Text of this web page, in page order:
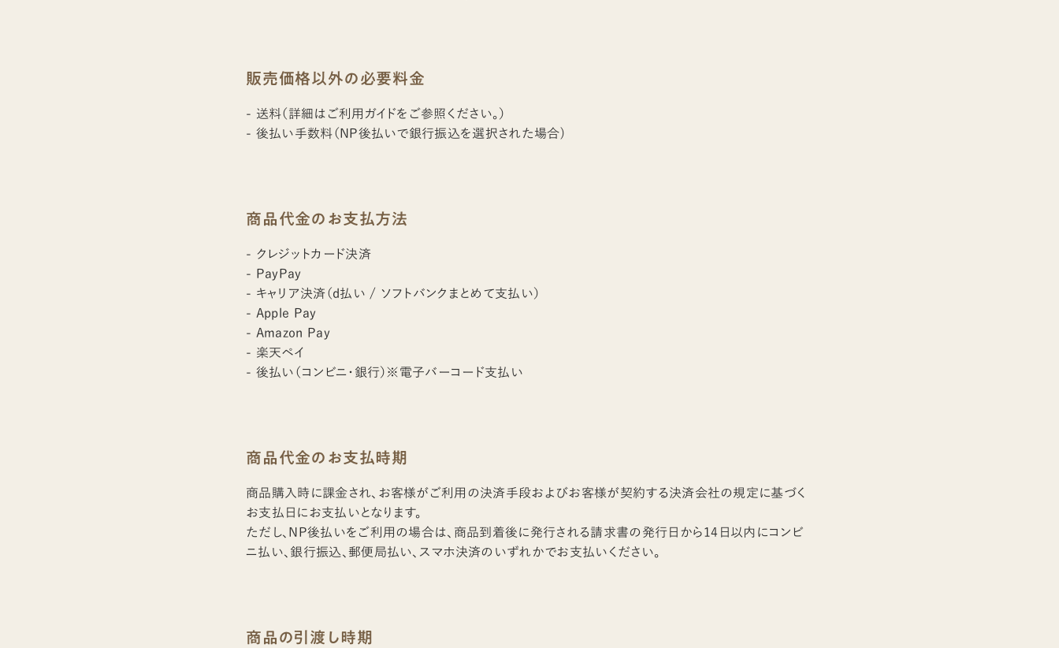
販売価格以外の必要料金
- 送料（詳細はご利用ガイドをご参照ください。）
- 後払い手数料（NP後払いで銀行振込を選択された場合)
商品代金のお支払方法
- クレジットカード決済
- PayPay
- キャリア決済（d払い / ソフトバンクまとめて支払い）
- Apple Pay
- Amazon Pay
- 楽天ペイ
- 後払い（コンビニ・銀行）※電子バーコード支払い
商品代金のお支払時期
商品購入時に課金され、お客様がご利用の決済手段およびお客様が契約する決済会社の規定に基づく
お支払日にお支払いとなります。
ただし、NP後払いをご利用の場合は、商品到着後に発行される請求書の発行日から14日以内にコンビ
ニ払い、銀行振込、郵便局払い、スマホ決済のいずれかでお支払いください。
商品の引渡し時期